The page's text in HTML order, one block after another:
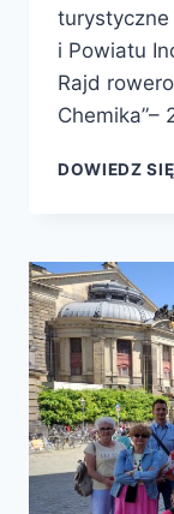
turystyczne
i Powiatu
Rajd
Chemika”–
DOWIEDZ